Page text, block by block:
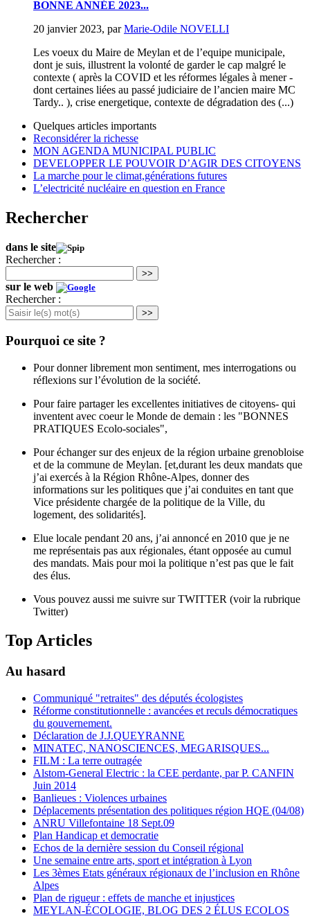
BONNE ANNÉE 2023...
20 janvier 2023, parMarie-Odile NOVELLI
Les voeux du Maire de Meylan et de l’equipe municipale,
dont je suis, illustrent la volonté de garder le cap malgré le
contexte ( après la COVID et les réformes légales à mener -
dont certaines liées au passé judiciaire de l’ancien maire MC
Tardy.. ), crise energetique, contexte de dégradation des (...)
Quelques articles importants
Reconsidérer la richesse
MON AGENDA MUNICIPAL PUBLIC
DEVELOPPER LE POUVOIR D’AGIR DES CITOYENS
La marche pour le climat,générations futures
L’electricité nucléaire en question en France
Rechercher
dans le site
Rechercher :
>>
sur le web
Rechercher :
>>
Pourquoi ce site ?
Pour donner librement mon sentiment, mes interrogations ou
réflexions sur l’évolution de la société.
Pour faire partager les excellentes initiatives de citoyens- qui
inventent avec coeur le Monde de demain : les "BONNES
PRATIQUES Ecolo-sociales",
Pour échanger sur des enjeux de la région urbaine grenobloise
et de la commune de Meylan. [et,durant les deux mandats que
j’ai exercés à la Région Rhône-Alpes, donner des
informations sur les politiques que j’ai conduites en tant que
Vice présidente chargée de la politique de la Ville, du
logement, des solidarités].
Elue locale pendant 20 ans, j’ai annoncé en 2010 que je ne
me représentais pas aux régionales, étant opposée au cumul
des mandats. Mais pour moi la politique n’est pas que le fait
des élus.
Vous pouvez aussi me suivre sur TWITTER (voir la rubrique
Twitter)
Top Articles
Au hasard
Communiqué "retraites" des députés écologistes
Réforme constitutionnelle : avancées et reculs démocratiques
du gouvernement.
Déclaration de J.J.QUEYRANNE
MINATEC, NANOSCIENCES, MEGARISQUES...
FILM : La terre outragée
Alstom-General Electric : la CEE perdante, par P. CANFIN
Juin 2014
Banlieues : Violences urbaines
Déplacements présentation des politiques région HQE (04/08)
ANRU Villefontaine 18 Sept.09
Plan Handicap et democratie
Echos de la dernière session du Conseil régional
Une semaine entre arts, sport et intégration à Lyon
Les 3èmes Etats généraux régionaux de l’inclusion en Rhône
Alpes
Plan de rigueur : effets de manche et injustices
MEYLAN-ÉCOLOGIE, BLOG DES 2 ÉLUS ECOLOS